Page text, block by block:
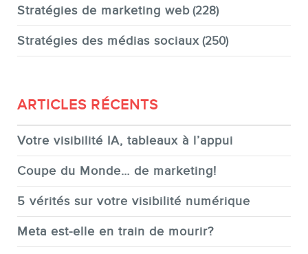
Stratégies de marketing web (228)
Stratégies des médias sociaux (250)
ARTICLES RÉCENTS
Votre visibilité IA, tableaux à l’appui
Coupe du Monde… de marketing!
5 vérités sur votre visibilité numérique
Meta est-elle en train de mourir?